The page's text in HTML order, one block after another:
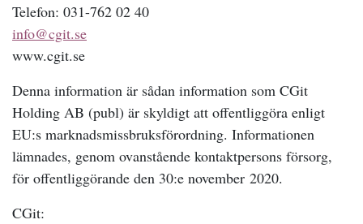
Telefon: 031-762 02 40
info@cgit.se
www.cgit.se
Denna information är sådan information som CGit
Holding AB (publ) är skyldigt att offentliggöra enligt
EU:s marknadsmissbruksförordning. Informationen
lämnades, genom ovanstående kontaktpersons försorg,
för offentliggörande den 30:e november 2020.
CGit: